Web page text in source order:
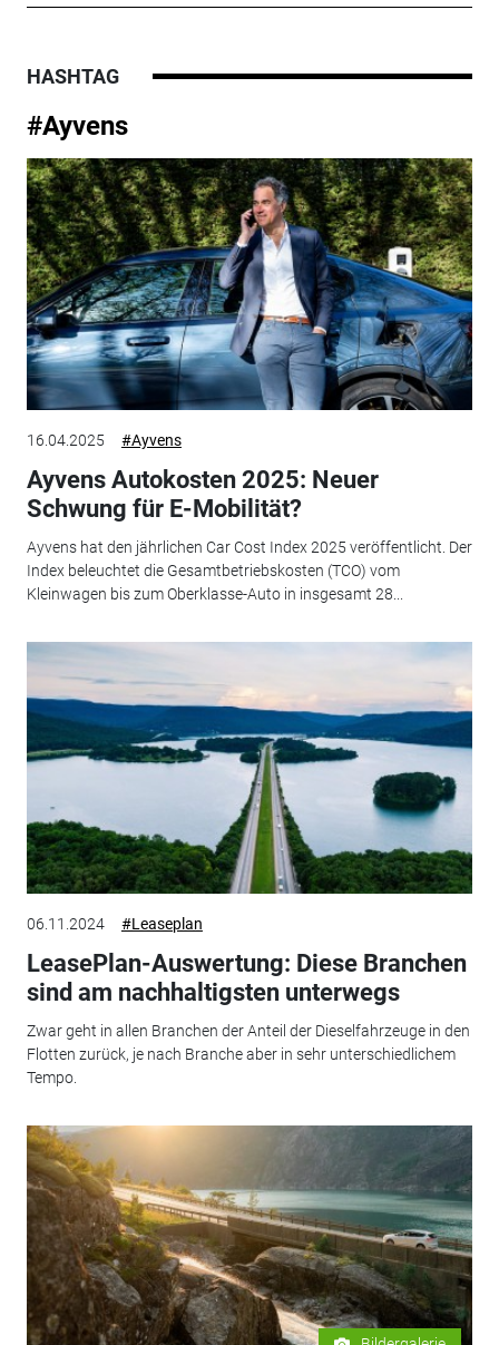
HASHTAG
#Ayvens
16.04.2025 #Ayvens
Ayvens Autokosten 2025: Neuer
Schwung für E-Mobilität?
Ayvens hat den jährlichen Car Cost Index 2025 veröffentlicht. Der
Index beleuchtet die Gesamtbetriebskosten (TCO) vom
Kleinwagen bis zum Oberklasse-Auto in insgesamt 28...
06.11.2024 #Leaseplan
LeasePlan-Auswertung: Diese Branchen
sind am nachhaltigsten unterwegs
Zwar geht in allen Branchen der Anteil der Dieselfahrzeuge in den
Flotten zurück, je nach Branche aber in sehr unterschiedlichem
Tempo.